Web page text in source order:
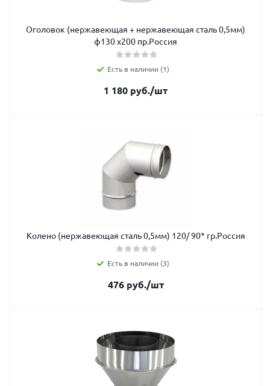
Оголовок (нержавеющая + нержавеющая сталь 0,5мм)
ф130 х200 пр.Россия
Есть в наличии (1)
1 180 руб./шт
Колено (нержавеющая сталь 0,5мм) 120/ 90* гр.Россия
Есть в наличии (3)
476руб./шт